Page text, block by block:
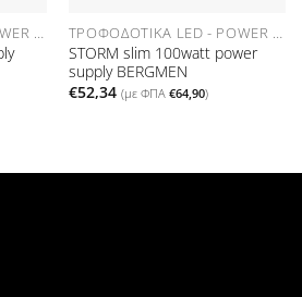
ΤΡΟΦΟΔΟΤΙΚΆ LED - POWER SUPPLIES ΤΡΟΦΟΔΟΤΙΚΆ LED - POWER SUPPLIES
STORM slim 100watt power
supply BERGMEN
€52,34 (με ΦΠΑ €64,90)